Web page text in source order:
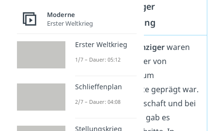
Goldene Zwanziger
Zusammenfassung
DieGoldenen Zwanzigerwaren
ein Zeitabschnitt, der von
Wirtschaftswachstum
und kultureller Blüte geprägt war.
Auch in der Wissenschaft und bei
den Frauenrechten gab es
Moderne
Erster Weltkrieg
Erster Weltkrieg
1/7 – Dauer: 05:12
Schlieffenplan
2/7 – Dauer: 04:08
Stellungskrieg